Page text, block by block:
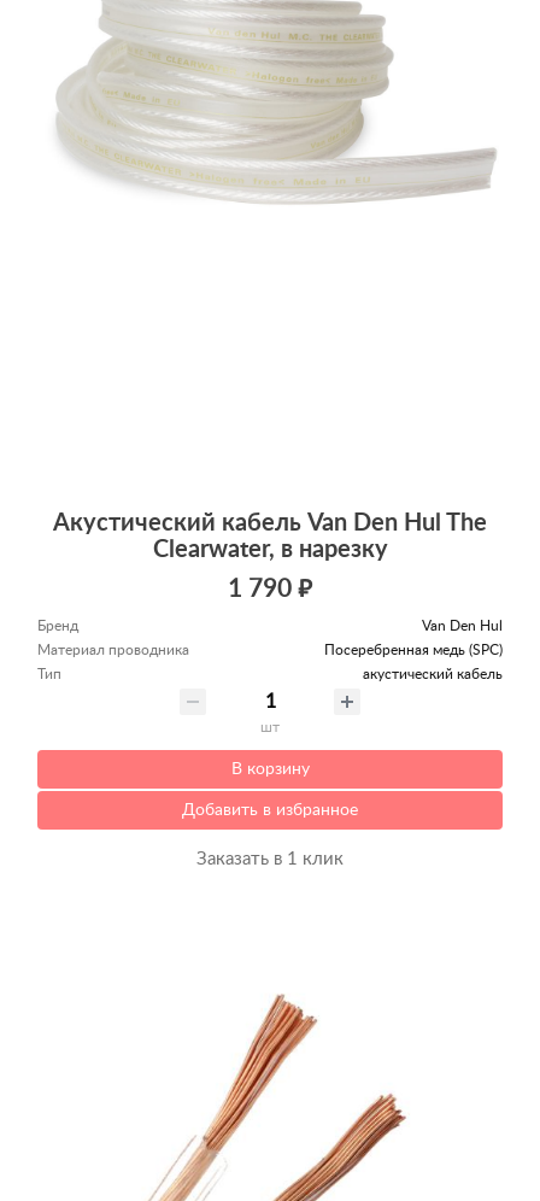
Акустический кабель Van Den Hul The
Clearwater, в нарезку
1 790 ₽
Бренд
Van Den Hul
Материал проводника
Посеребренная медь (SPC)
Тип
акустический кабель
шт
В корзину
Добавить в избранное
Заказать в 1 клик